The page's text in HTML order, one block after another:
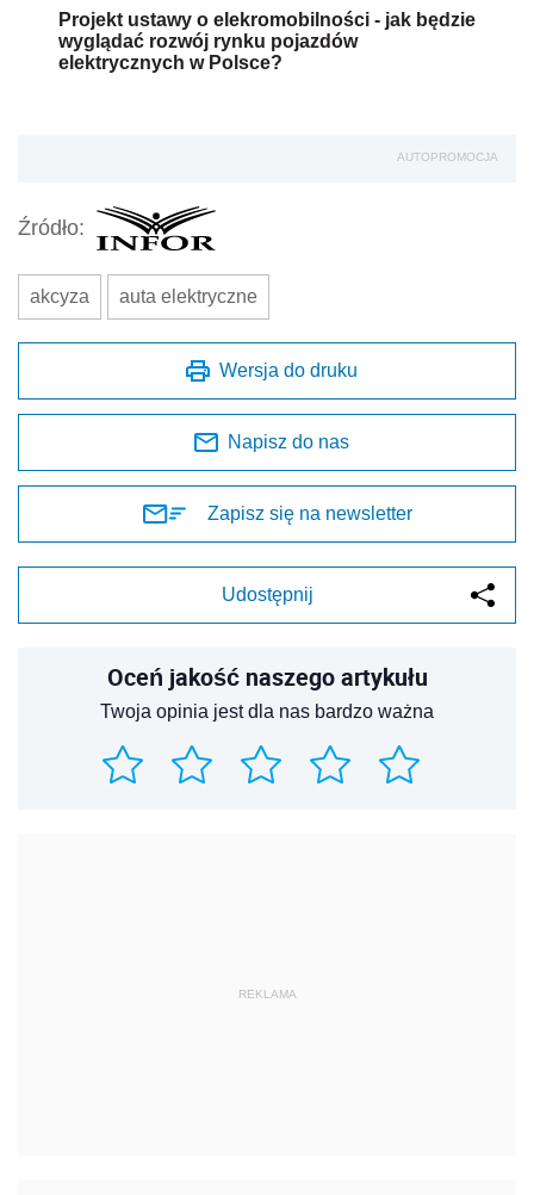
Projekt ustawy o elekromobilności - jak będzie
wyglądać rozwój rynku pojazdów
elektrycznych w Polsce?
AUTOPROMOCJA
Źródło:
akcyza auta elektryczne
Wersja do druku
Napisz do nas
Zapisz się na newsletter
Udostępnij
Oceń jakość naszego artykułu
Twoja opinia jest dla nas bardzo ważna
REKLAMA